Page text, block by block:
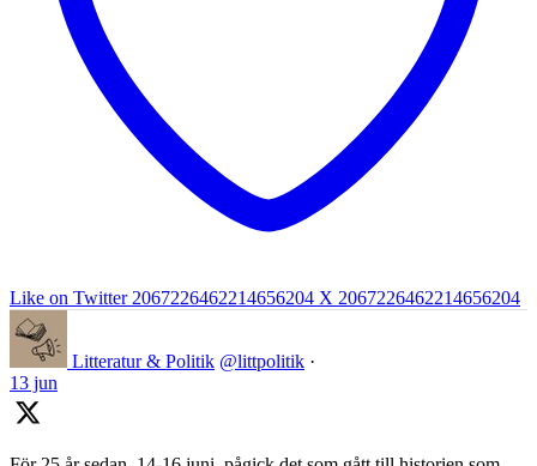
Like on Twitter 2067226462214656204 X 2067226462214656204
Litteratur & Politik @littpolitik ·
13 jun